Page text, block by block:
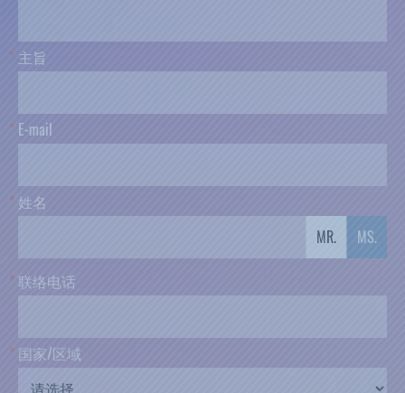
* 主旨
* E-mail
* 姓名
MR.
MS.
*联络电话
* 国家/区域